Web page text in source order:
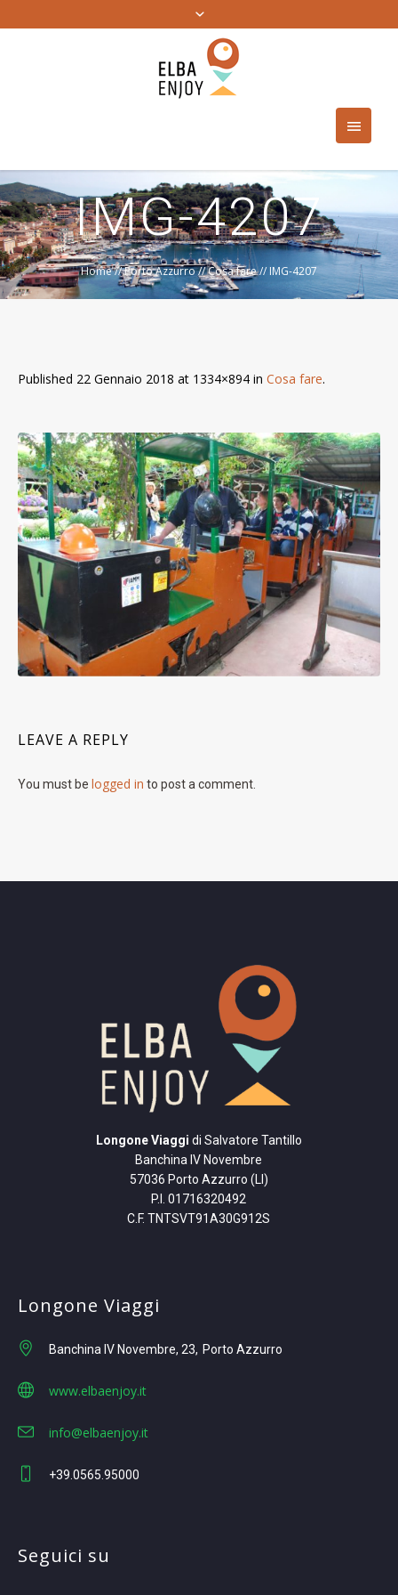
IMG-4207
Home//Porto Azzurro//Cosa fare//IMG-4207
Published 22 Gennaio 2018 at 1334×894 in Cosa fare.
LEAVE A REPLY
You must be logged in to post a comment.
Longone Viaggi di Salvatore Tantillo
Banchina IV Novembre
57036 Porto Azzurro (LI)
P.I. 01716320492
C.F. TNTSVT91A30G912S
Longone Viaggi
Banchina IV Novembre, 23 Porto Azzurro
www.elbaenjoy.it
info@elbaenjoy.it
+39.0565.95000
Seguici su